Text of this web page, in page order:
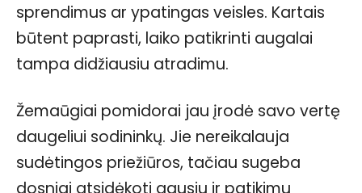
sprendimus ar ypatingas veisles. Kartais
būtent paprasti, laiko patikrinti augalai
tampa didžiausiu atradimu.
Žemaūgiai pomidorai jau įrodė savo vertę
daugeliui sodininkų. Jie nereikalauja
sudėtingos priežiūros, tačiau sugeba
dosniai atsidėkoti gausiu ir patikimu